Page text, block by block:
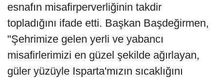
esnafın misafirperverliğinin takdir
topladığını ifade etti. Başkan Başdeğirmen,
"Şehrimize gelen yerli ve yabancı
misafirlerimizi en güzel şekilde ağırlayan,
güler yüzüyle Isparta'mızın sıcaklığını